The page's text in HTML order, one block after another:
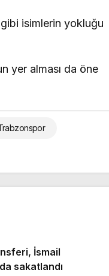
isimlerin yokluğu
yer alması da öne
İsmail
sakatlandı